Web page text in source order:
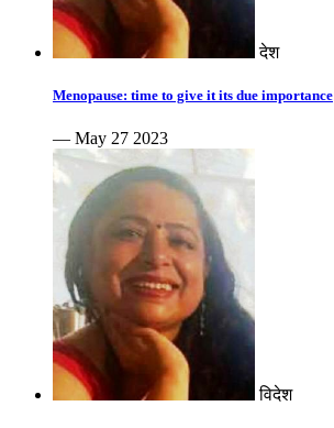
देश
Menopause: time to give it its due importance
— May 27 2023
विदेश